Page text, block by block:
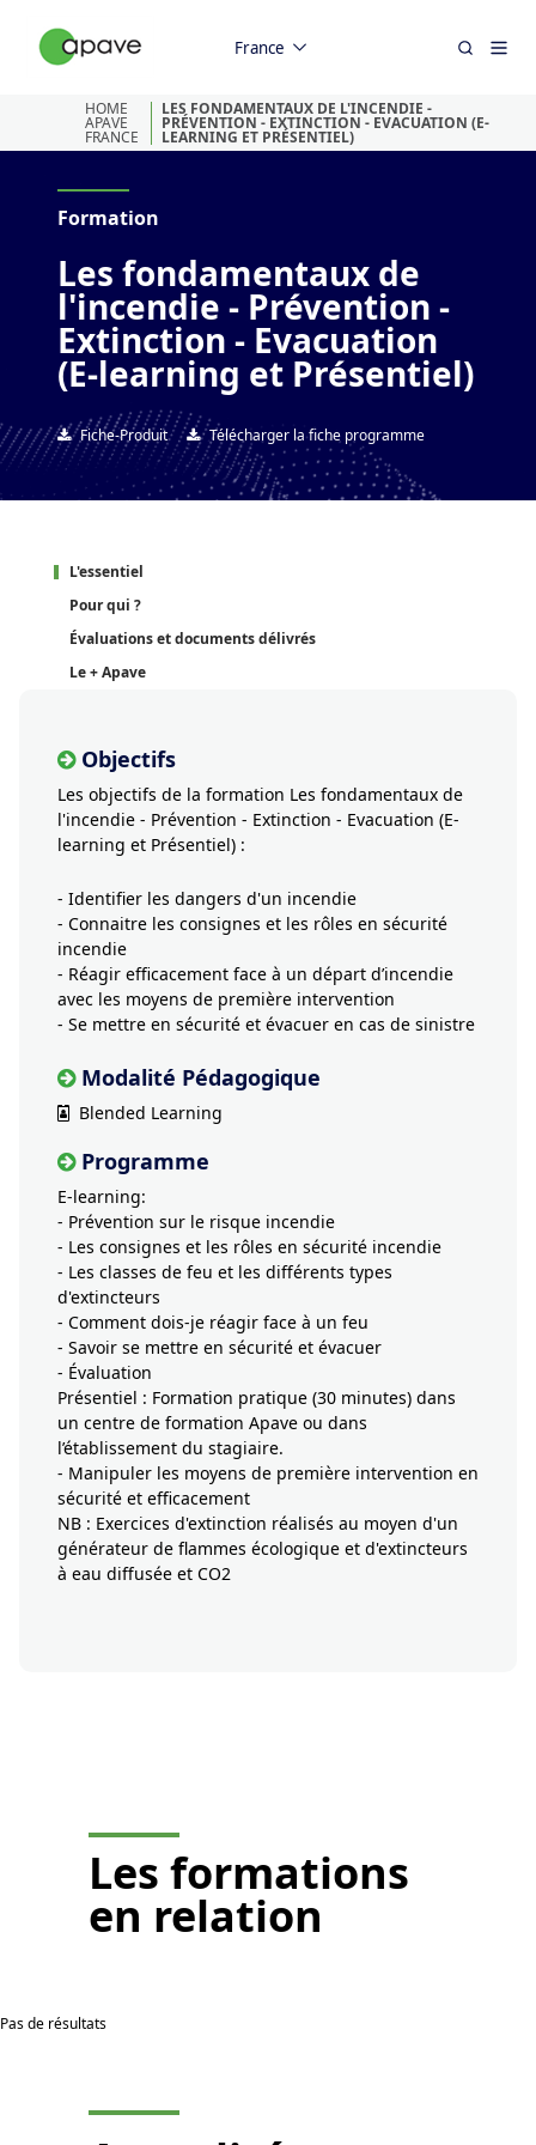
France
HOME
APAVE
FRANCE
LES FONDAMENTAUX DE L'INCENDIE -
PRÉVENTION - EXTINCTION - EVACUATION (E-
LEARNING ET PRÉSENTIEL)
Formation
Les fondamentaux de
l'incendie - Prévention -
Extinction - Evacuation
(E-learning et Présentiel)
Fiche-Produit Télécharger la fiche programme
L'essentiel
Pour qui ?
Évaluations et documents délivrés
Le + Apave
Objectifs
Les objectifs de la formation Les fondamentaux de
l'incendie - Prévention - Extinction - Evacuation (E-
learning et Présentiel) :
- Identifier les dangers d'un incendie
- Connaitre les consignes et les rôles en sécurité
incendie
- Réagir efficacement face à un départ d’incendie
avec les moyens de première intervention
- Se mettre en sécurité et évacuer en cas de sinistre
Modalité Pédagogique
Blended Learning
Programme
E-learning:
- Prévention sur le risque incendie
- Les consignes et les rôles en sécurité incendie
- Les classes de feu et les différents types
d'extincteurs
- Comment dois-je réagir face à un feu
- Savoir se mettre en sécurité et évacuer
- Évaluation
Présentiel : Formation pratique (30 minutes) dans
un centre de formation Apave ou dans
l’établissement du stagiaire.
- Manipuler les moyens de première intervention en
sécurité et efficacement
NB : Exercices d'extinction réalisés au moyen d'un
générateur de flammes écologique et d'extincteurs
à eau diffusée et CO2
Les formations
en relation
Pas de résultats